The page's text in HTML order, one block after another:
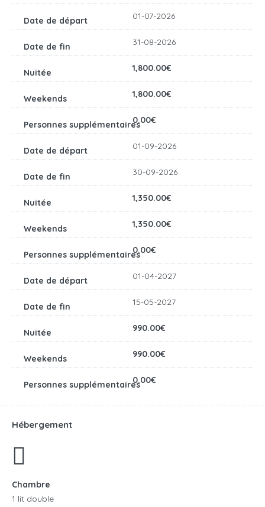
01-07-2026
31-08-2026
1,800.00€
1,800.00€
0.00€
01-09-2026
30-09-2026
1,350.00€
1,350.00€
0.00€
01-04-2027
15-05-2027
990.00€
990.00€
0.00€
Hébergement
Chambre
1 lit double